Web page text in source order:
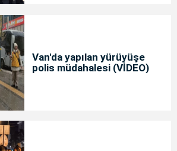
Van'da yapılan yürüyüşe
polis müdahalesi (VİDEO)